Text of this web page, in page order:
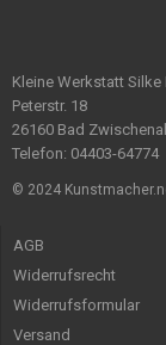
Kleine Werkstatt Silke
Peterstr. 18
26160 Bad
Telefon: 04403-64774
© 2024
AGB
Widerrufsrecht
Widerrufsformular
Versand